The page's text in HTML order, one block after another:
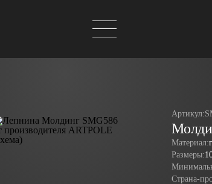
Артикул:
Материал:
Размеры:
Страна-